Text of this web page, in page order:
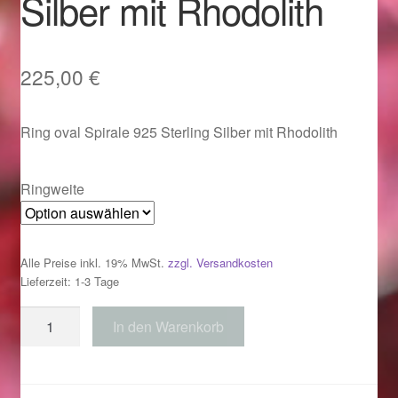
Im Gedenken an
Karneval 2020 – Schmuck zu Fasching & Co.
Kasse
Magisches und Festliches zu Halloween
225,00 €
Ring oval Spirale 925 Sterling Silber mit Rhodolith
Ringweite
Alle Preise inkl. 19% MwSt. zzgl. Versandkosten
Lieferzeit: 1-3 Tage
In den Warenkorb